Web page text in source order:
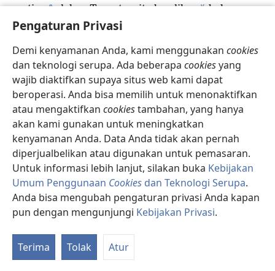
Pengaturan Privasi
Demi kenyamanan Anda, kami menggunakan cookies
dan teknologi serupa. Ada beberapa cookiesyang
wajib diaktifkan supaya situs web kami dapat
beroperasi. Anda bisa memilih untuk menonaktifkan
atau mengaktifkan cookiestambahan, yang hanya
akan kami gunakan untuk meningkatkan
kenyamanan Anda. Data Anda tidak akan pernah
diperjualbelikan atau digunakan untuk pemasaran.
Untuk informasi lebih lanjut, silakan buka Kebijakan
Umum Penggunaan Cookies dan Teknologi Serupa.
Anda bisa mengubah pengaturan privasi Anda kapan
pun dengan mengunjungi Kebijakan Privasi.
Terima Tolak Atur
penting * dalam Taurat, yaitu keadilan, v belas
kasihan, w dan kesetiaan.
diabaikan. x 24 Penuntun-penuntun buta, y nyamuk
kalian singkirkan dari minuman kalian, z tapi unta
malah kalian telan! a
”Sungguh celaka kalian, ahli Taurat dan orang
Farisi, orang-orang munafik! Kalian membersihkan
bagian luar mangkuk dan piring, b tapi bagian
dalamnya penuh dengan keserakahan *
dan nafsu
yang tak terkendali. d 26 Orang Farisi yang buta,
bersihkan dulu bagian dalam mangkuk dan piring
itu, supaya bagian luarnya juga bersih.
27 ”Sungguh celaka kalian, ahli Taurat dan orang
Farisi, orang-orang munafik!
kuburan yang dicat putih,
kelihatan bagus, tapi di dalamnya penuh tulang